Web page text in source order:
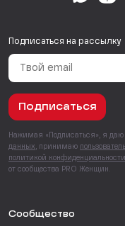
Подписаться на рассылку
Подписаться
Нажимая «Подписаться», я даю
данных , принимаю
политикой конфиденциальности
от сообщества PRO Женщин.
Сообщество